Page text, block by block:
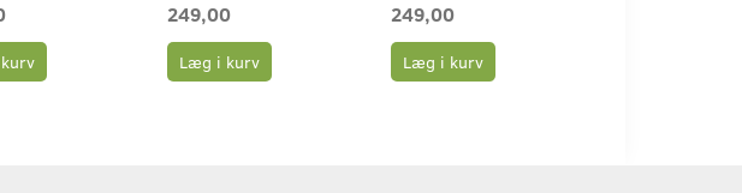
249,00
Læg i kurv
249,00
Læg i kurv